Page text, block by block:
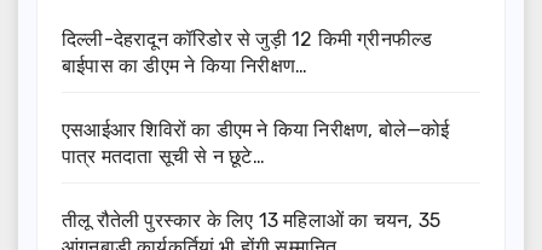
दिल्ली-देहरादून कॉरिडोर से जुड़ी 12 किमी ग्रीनफील्ड
बाईपास का डीएम ने किया निरीक्षण…
एसआईआर शिविरों का डीएम ने किया निरीक्षण, बोले—कोई
पात्र मतदाता सूची से न छूटे…
तीलू रौतेली पुरस्कार के लिए 13 महिलाओं का चयन, 35